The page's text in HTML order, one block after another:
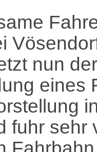
nun
eines
fuhr sehr